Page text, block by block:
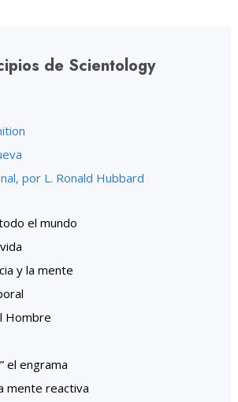
de Scientology
por L. Ronald Hubbard
el mundo
y la mente
Hombre
el engrama
mente reactiva